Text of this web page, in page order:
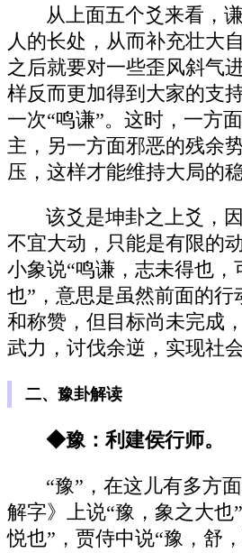
从上面五个爻来看，
人的长处，从而补充壮大
之后就要对一些歪风斜气
样反而更加得到大家的支
一次“鸣谦”。这时，一方
主，另一方面邪恶的残余
压，这样才能维持大局的稳
该爻是坤卦之上爻，
不宜大动，只能是有限的
小象说“鸣谦，志未得也，
也”，意思是虽然前面的
和称赞，但目标尚未完成
武力，讨伐余逆，实现社会
二、豫卦解读
◆豫：利建侯行师。
“豫”，在这儿有多方
解字》上说“豫，象之大也
悦也”，贾侍中说“豫，舒